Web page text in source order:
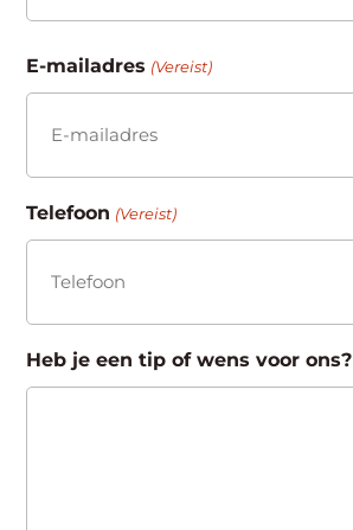
E-mailadres (Vereist)
Telefoon (Vereist)
Heb je een tip of wens voor ons?